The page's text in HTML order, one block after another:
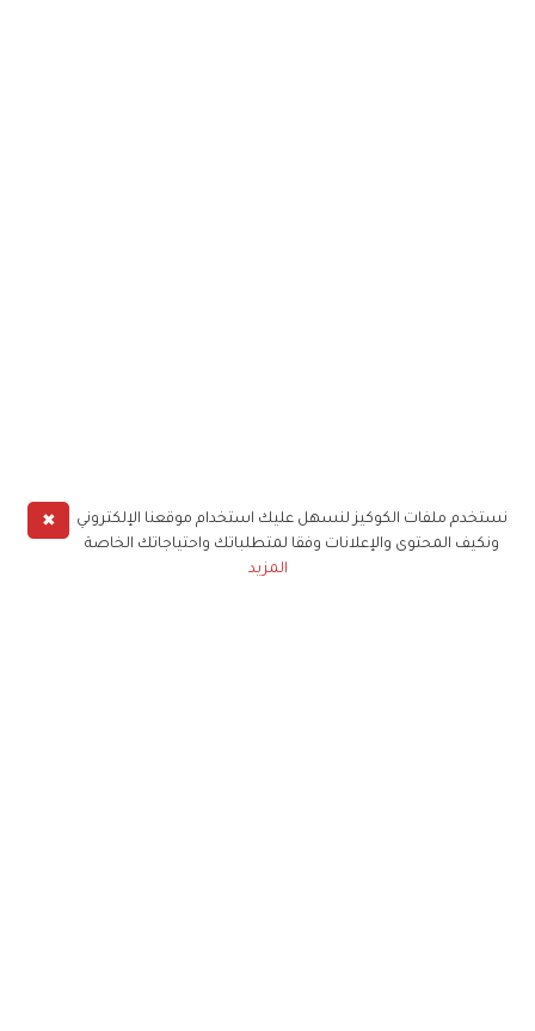
✖
نستخدم ملفات الكوكيز لنسهل عليك استخدام موقعنا الإلكتروني
ونكيف المحتوى والإعلانات وفقا لمتطلباتك واحتياجاتك الخاصة
المزيد